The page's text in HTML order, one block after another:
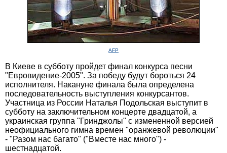
AFP
В Киеве в субботу пройдет финал конкурса песни
"Евровидение-2005". За победу будут бороться 24
исполнителя. Накануне финала была определена
последовательность выступления конкурсантов.
Участница из России Наталья Подольская выступит в
субботу на заключительном концерте двадцатой, а
украинская группа "Гринджолы" с измененной версией
неофициального гимна времен "оранжевой революции"
- "Разом нас багато" ("Вместе нас много") -
шестнадцатой.